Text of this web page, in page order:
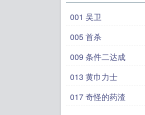
001 吴卫
005 首杀
009 条件二达成
013 黄巾力士
017 奇怪的药渣